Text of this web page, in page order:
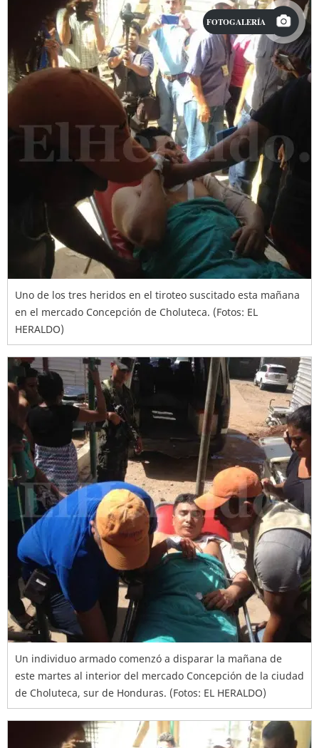
FOTOGALERÍA
Uno de los tres heridos en el tiroteo suscitado esta mañana
en el mercado Concepción de Choluteca. (Fotos: EL
HERALDO)
Un individuo armado comenzó a disparar la mañana de
este martes al interior del mercado Concepción de la ciudad
de Choluteca, sur de Honduras. (Fotos: EL HERALDO)